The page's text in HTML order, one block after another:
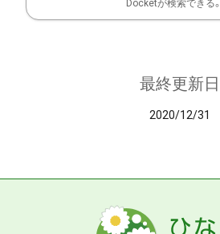
Docketが検索できる。
最終更新日
2020/12/31